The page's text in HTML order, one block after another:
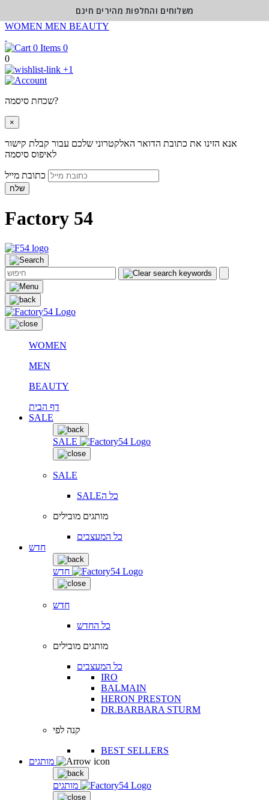
WOMEN MEN BEAUTY
0
0
+1
שכחת סיסמה?
×
אנא הזינו את כתובת הדואר האלקטרוני שלכם עבור קבלת קישור
לאיפוס סיסמה
שלח
Factory 54
WOMEN
MEN
BEAUTY
דף הבית
SALE
SALE
SALE
SALEכל ה
מותגים מובילים
כל המעצבים
חדש
חדש
חדש
כל החדש
מותגים מובילים
כל המעצבים
IRO
BALMAIN
HERON PRESTON
DR.BARBARA STURM
קנה לפי
BEST SELLERS
מותגים
משלוחים והחלפות מהירים חינם